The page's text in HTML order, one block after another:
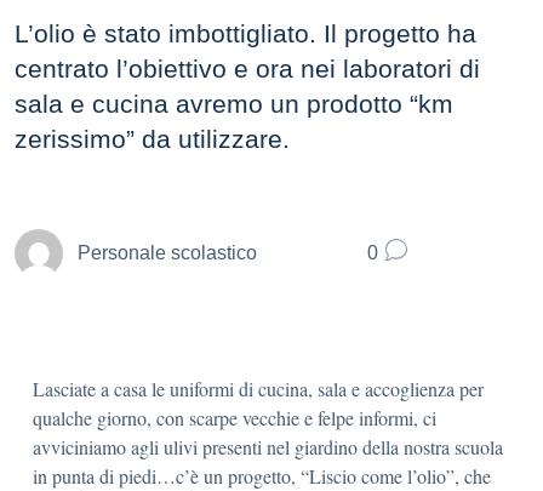
L’olio è stato imbottigliato. Il progetto ha
centrato l’obiettivo e ora nei laboratori di
sala e cucina avremo un prodotto “km
zerissimo” da utilizzare.
Personale scolastico 0
Lasciate a casa le uniformi di cucina, sala e accoglienza per
qualche giorno, con scarpe vecchie e felpe informi, ci
avviciniamo agli ulivi presenti nel giardino della nostra scuola
in punta di piedi…c’è un progetto, “Liscio come l’olio”, che